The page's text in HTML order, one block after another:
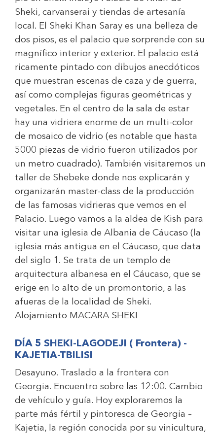
Sheki, carvanserai y tiendas de artesanía
local. El Sheki Khan Saray es una belleza de
dos pisos, es el palacio que sorprende con su
magnífico interior y exterior. El palacio está
ricamente pintado con dibujos anecdóticos
que muestran escenas de caza y de guerra,
así como complejas figuras geométricas y
vegetales. En el centro de la sala de estar
hay una vidriera enorme de un multi-color
de mosaico de vidrio (es notable que hasta
5000 piezas de vidrio fueron utilizados por
un metro cuadrado). También visitaremos un
taller de Shebeke donde nos explicarán y
organizarán master-class de la producción
de las famosas vidrieras que vemos en el
Palacio. Luego vamos a la aldea de Kish para
visitar una iglesia de Albania de Cáucaso (la
iglesia más antigua en el Cáucaso, que data
del siglo 1. Se trata de un templo de
arquitectura albanesa en el Cáucaso, que se
erige en lo alto de un promontorio, a las
afueras de la localidad de Sheki.
Alojamiento MACARA SHEKI
DÍA 5 SHEKI-LAGODEJI ( Frontera) -
KAJETIA-TBILISI
Desayuno. Traslado a la frontera con
Georgia. Encuentro sobre las 12:00. Cambio
de vehículo y guía. Hoy exploraremos la
parte más fértil y pintoresca de Georgia –
Kajetia, la región conocida por su vinicultura,